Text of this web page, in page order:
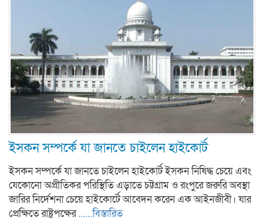
ইসকন সম্পর্কে যা জানতে চাইলেন হাইকোর্ট
ইসকন সম্পর্কে যা জানতে চাইলেন হাইকোর্ট ইসকন নিষিদ্ধ চেয়ে এবং
যেকোনো অপ্রীতিকর পরিস্থিতি এড়াতে চট্টগ্রাম ও রংপুরে জরুরি অবস্থা
জারির নির্দেশনা চেয়ে হাইকোর্টে আবেদন করেন এক আইনজীবী। যার
প্রেক্ষিতে রাষ্ট্রপক্ষের......বিস্তারিত